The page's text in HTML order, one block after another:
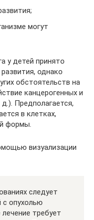
могут
у детей принято
однако
обстоятельств на
канцерогенных и
Предполагается,
в клетках,
формы.
визуализации
следует
с опухолью
требует